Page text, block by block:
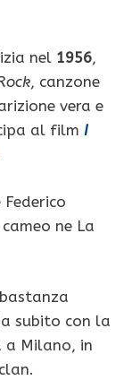
nel 1956,
, canzone
vera e
al film I
ne La
subito con la
a Milano, in